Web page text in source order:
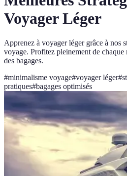
Voyager Léger
Apprenez à voyager léger grâce à nos
voyage. Profitez pleinement de
des bagages.
#minimalisme voyage#voyager léger#
pratiques#bagages optimisés